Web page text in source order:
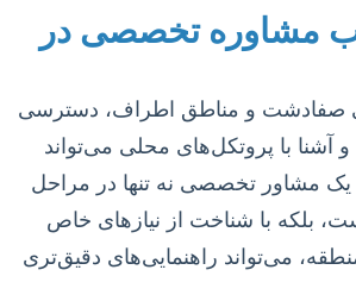
مشاوره تخصصی در
صفادشت و مناطق اطراف، دسترسی
با پروتکل‌های محلی می‌تواند
مشاور تخصصی نه تنها در مراحل
بلکه با شناخت از نیازهای خاص
می‌تواند راهنمایی‌های دقیق‌تری